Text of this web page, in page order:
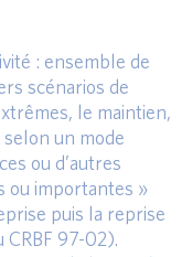
: ensemble de
scénarios de
le maintien,
un mode
ou d’autres
ou importantes »
puis la reprise
CRBF 97-02).